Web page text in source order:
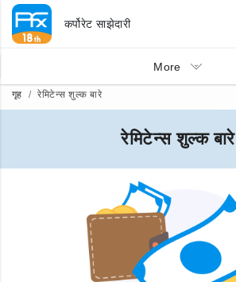
कर्पोरेट साझेदारी
More
गृह रेमिटेन्स शुल्क बारे
रेमिटेन्स शुल्क बारे